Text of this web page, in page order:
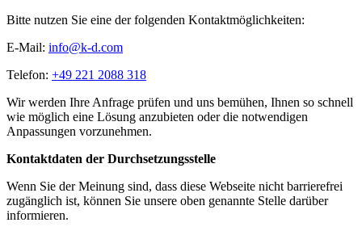
Bitte nutzen Sie eine der folgenden Kontaktmöglichkeiten:
E-Mail: info@k-d.com
Telefon: +49 221 2088 318
Wir werden Ihre Anfrage prüfen und uns bemühen, Ihnen so schnell
wie möglich eine Lösung anzubieten oder die notwendigen
Anpassungen vorzunehmen.
Kontaktdaten der Durchsetzungsstelle
Wenn Sie der Meinung sind, dass diese Webseite nicht barrierefrei
zugänglich ist, können Sie unsere oben genannte Stelle darüber
informieren.